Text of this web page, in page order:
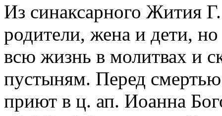
Из синаксарного Жития
родители, жена и дети,
всю жизнь в молитвах и
пустыням. Перед
приют в ц. ап. Иоанна